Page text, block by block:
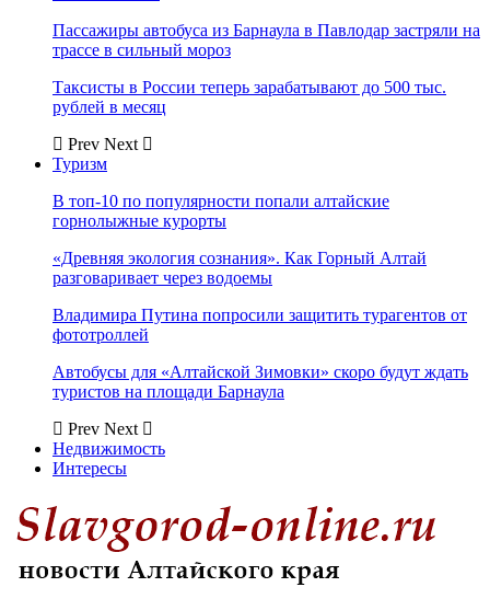
Пассажиры автобуса из Барнаула в Павлодар застряли на
трассе в сильный мороз
Таксисты в России теперь зарабатывают до 500 тыс.
рублей в месяц
Prev Next
Туризм
В топ-10 по популярности попали алтайские
горнолыжные курорты
«Древняя экология сознания». Как Горный Алтай
разговаривает через водоемы
Владимира Путина попросили защитить турагентов от
фототроллей
Автобусы для «Алтайской Зимовки» скоро будут ждать
туристов на площади Барнаула
Prev Next
Недвижимость
Интересы